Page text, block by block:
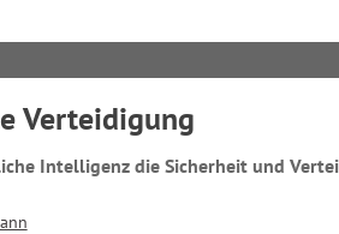
Verteidigung
Intelligenz die Sicherheit und